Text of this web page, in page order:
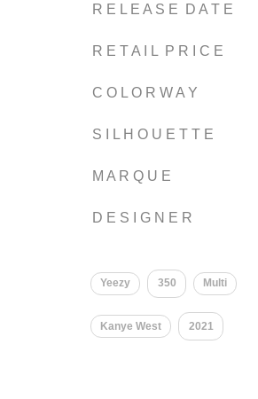
R E L E A S E D A T E
R E T A I L P R I C E
C O L O R W A Y
S I L H O U E T T E
M A R Q U E
D E S I G N E R
Yeezy 350 Multi
Kanye West 2021